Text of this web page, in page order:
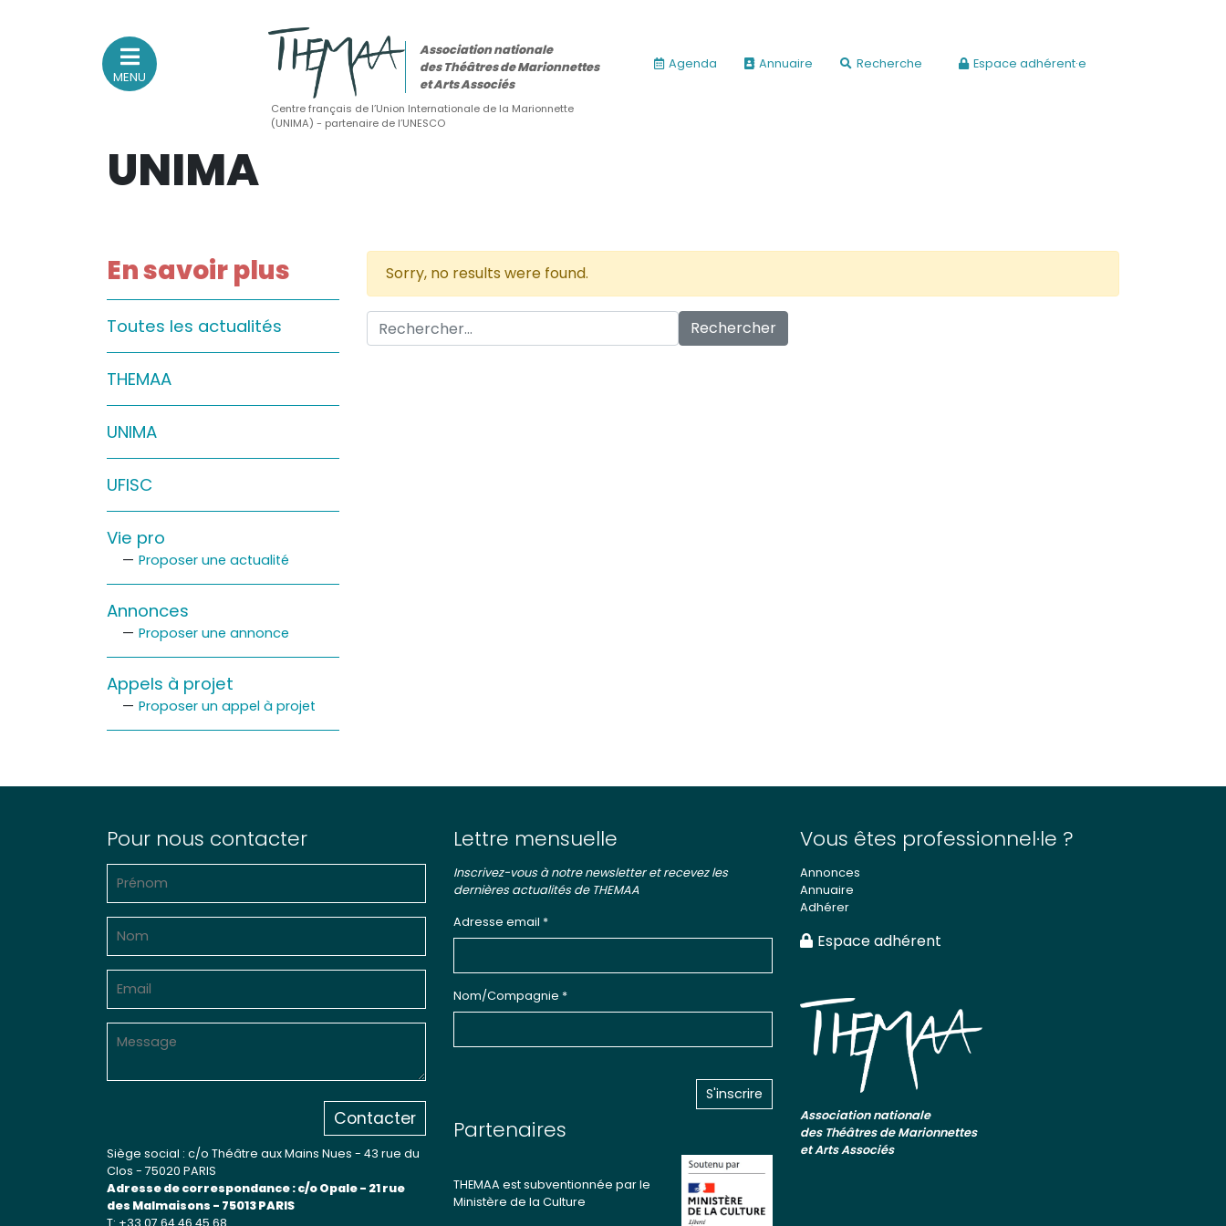
Association nationale
des Théâtres de Marionnettes
et Arts Associés
Sur le feu
(Actualités, annonces, vie professionnelle)
Sur le vif
Sur le fond
Sur le terrain
(Portraits, actions, collaborations)
Sur l’étagère
(Documents, études, publications)
MENU
Association nationale
des Théâtres de Marionnettes
et Arts Associés
Centre français de l’Union Internationale de la Marionnette
(UNIMA) - partenaire de l’UNESCO
Agenda Annuaire Recherche Espace adhérent·e
UNIMA
En savoir plus
Toutes les actualités
THEMAA
UNIMA
UFISC
Vie pro
Proposer une actualité
Annonces
Proposer une annonce
Appels à projet
Proposer un appel à projet
Sorry, no results were found.
Pour nous contacter
Contacter
Siège social : c/o Théâtre aux Mains Nues - 43 rue du
Clos - 75020 PARIS
Adresse de correspondance : c/o Opale - 21 rue
des Malmaisons - 75013 PARIS
Lettre mensuelle
Inscrivez-vous à notre newsletter et recevez les
dernières actualités de THEMAA
Adresse email *
Nom/Compagnie *
Partenaires
THEMAA est subventionnée par le
Ministère de la Culture
Vous êtes professionnel·le ?
Annonces
Annuaire
Adhérer
Espace adhérent
Association nationale
des Théâtres de Marionnettes
et Arts Associés